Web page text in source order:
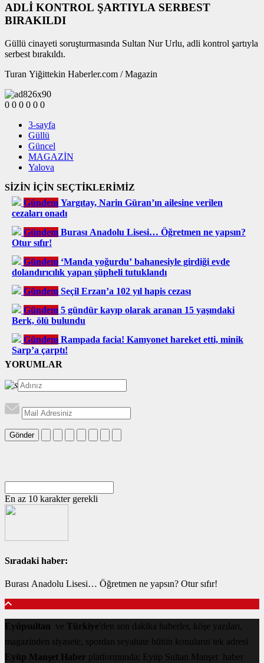
ADLİ KONTROL ŞARTIYLA SERBEST
BIRAKILDI
Güllü cinayeti soruşturmasında Sultan Nur Urlu, adli kontrol şartıyla
serbest bırakıldı.
Turan Yiğittekin Haberler.com / Magazin
0 0 0 0 0 0
3-sayfa
Güllü
Güncel
MAGAZİN
Yalova
SİZİN İÇİN SEÇTİKLERİMİZ
Gündem Yargıtay, Narin Güran’ın ailesine verilen
cezaları onadı
Gündem Burası Anadolu Lisesi… Öğretmen ne yapsın?
Otur sıfır!
Gündem ‘Manda yoğurdu’ bahanesiyle girdiği evde
dolandırıcılık yapan şüpheli tutuklandı
Gündem Seçil Erzan’a 102 yıl hapis cezası
Gündem 5 gündür kayıp olarak aranan 15 yaşındaki
Berk, ölü bulundu
Gündem Rampada facia! Kamyonet hareket etti, minik
Sarp’a çarptı!
YORUMLAR
Gönder
En az 10 karakter gerekli
Sıradaki haber:
Burası Anadolu Lisesi… Öğretmen ne yapsın? Otur sıfır!
Eyüpsultan ve Türkiye'den son dakika haberler, köşe yazıları,
magazinden siyasete, spordan seyahate bütün konuların tek adresi
Eyüp Manşet Haber platformunda; Eyüp Sultan Manşet haber